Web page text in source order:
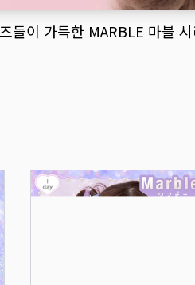
들이 가득한 MARBLE 마블